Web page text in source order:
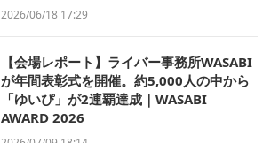
2026/06/18 17:29
【会場レポート】ライバー事務所WASABI
が年間表彰式を開催。約5,000人の中から
「ゆいぴ」が2連覇達成｜WASABI
AWARD 2026